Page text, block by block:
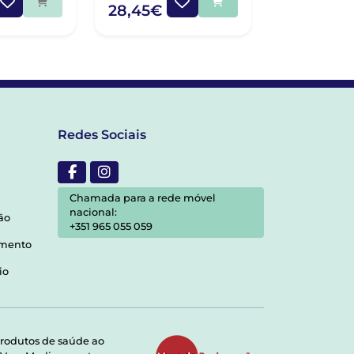
28,45€
Redes Sociais
Chamada para a rede móvel
nacional:
+351 965 055 059
de saúde ao